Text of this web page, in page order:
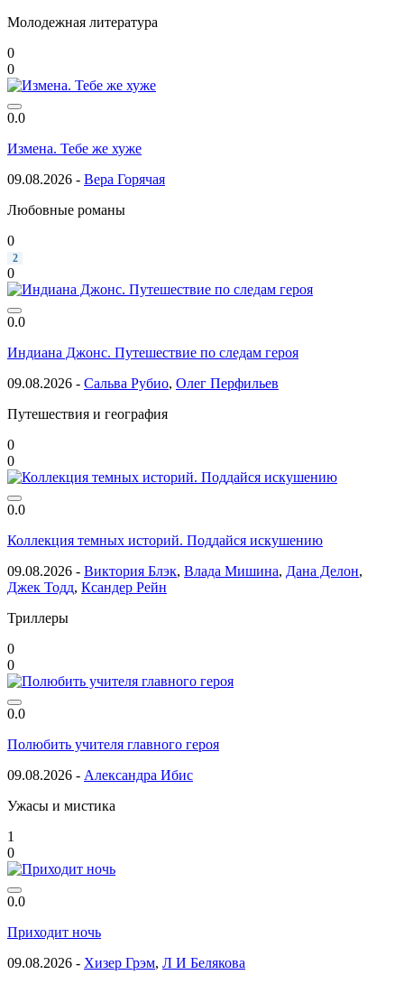
Молодежная литература
0
0
0.0
Измена. Тебе же хуже
09.08.2026 - Вера Горячая
Любовные романы
0
2
0
0.0
Индиана Джонс. Путешествие по следам героя
09.08.2026 - Сальва Рубио, Олег Перфильев
Путешествия и география
0
0
0.0
Коллекция темных историй. Поддайся искушению
09.08.2026 - Виктория Блэк, Влада Мишина, Дана Делон,
Джек Тодд, Ксандер Рейн
Триллеры
0
0
0.0
Полюбить учителя главного героя
09.08.2026 - Александра Ибис
Ужасы и мистика
1
0
0.0
Приходит ночь
09.08.2026 - Хизер Грэм, Л И Белякова